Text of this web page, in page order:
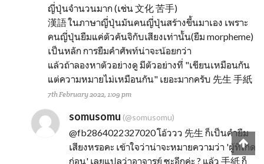
ญี่ปุ่นจำนวนมาก (เช่น 文化 苦手)
漢語 ในภาษาญี่ปุ่นมันคนญี่ปุ่นสร้างขึ้นมาเอง เพราะ
คนญี่ปุ่นยืมแค่ตัวคันจิกับเสียงเท่านั้น(ยืม morpheme)
เป็นหลัก การยืมคำศัพท์น่าจะน้อยกว่า
แล้วถ้าลองหาตัวอย่างดู มีตัวอย่างที่ "เขียนเหมือนกัน
แต่ความหมายไม่เหมือนกัน" เยอะมากครับ 先生 手紙
7th February 2022, 1:09 pm
somusomu (@somusomu)
@fb2864022327020โอ้ววว 先生 ก็เป็นคำยืม
เสียงหรอคะ เข้าใจว่าน่าจะหมายความว่า 'ผู้ที่เกิด
ก่อน' เลยแปลว่าอาจารย์ ซะอีกค่ะ ? แล้ว 手紙 ก็